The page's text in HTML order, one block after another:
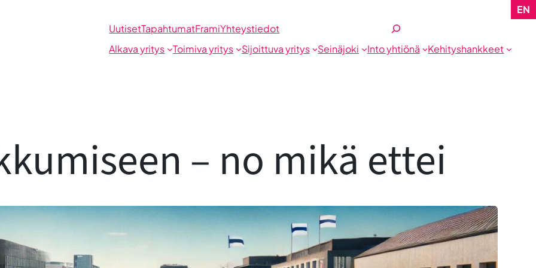
UutisetTapahtumatFramiYhteystiedot
Etsi
Alkava yritys
Toimiva yritys Sijoittuva yritys Seinäjoki Into yhtiönä Kehityshankkeet
EN
– no mikä ettei